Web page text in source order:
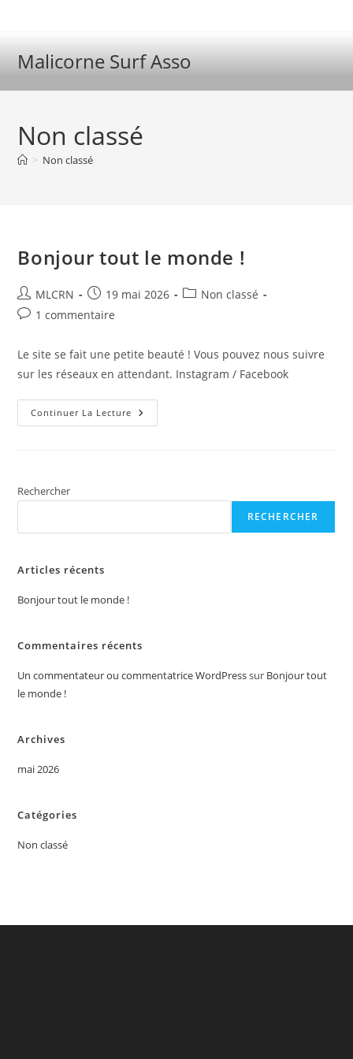
Malicorne Surf Asso
Non classé
> Non classé
Bonjour tout le monde !
Auteur/autrice
de
MLCRN
Publication
publiée :
19 mai 2026
PostNon classé
Commentaires
la
publication :
1 commentaire
Le site se fait une petite beauté ! Vous pouvez nous suivre
sur les réseaux en attendant. Instagram / Facebook
Continuer La Lecture Bonjour
Tout
Rechercher
RECHERCHER
Articles récents
Bonjour tout le monde !
Commentaires récents
Un commentateur ou commentatrice WordPresssur Bonjour tout
le monde !
Archives
mai 2026
Catégories
Non classé